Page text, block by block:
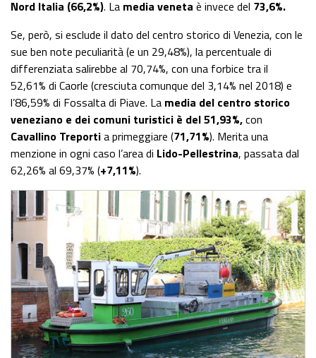
Nord Italia (66,2%). La media veneta è invece del 73,6%.
Se, però, si esclude il dato del centro storico di Venezia, con le
sue ben note peculiarità (e un 29,48%), la percentuale di
differenziata salirebbe al 70,74%, con una forbice tra il
52,61% di Caorle (cresciuta comunque del 3,14% nel 2018) e
l’86,59% di Fossalta di Piave. La media del centro storico
veneziano e dei comuni turistici è del 51,93%,con
Cavallino Treportia primeggiare (71,71%). Merita una
menzione in ogni caso l’area di Lido-Pellestrina, passata dal
62,26% al 69,37% (+7,11%).